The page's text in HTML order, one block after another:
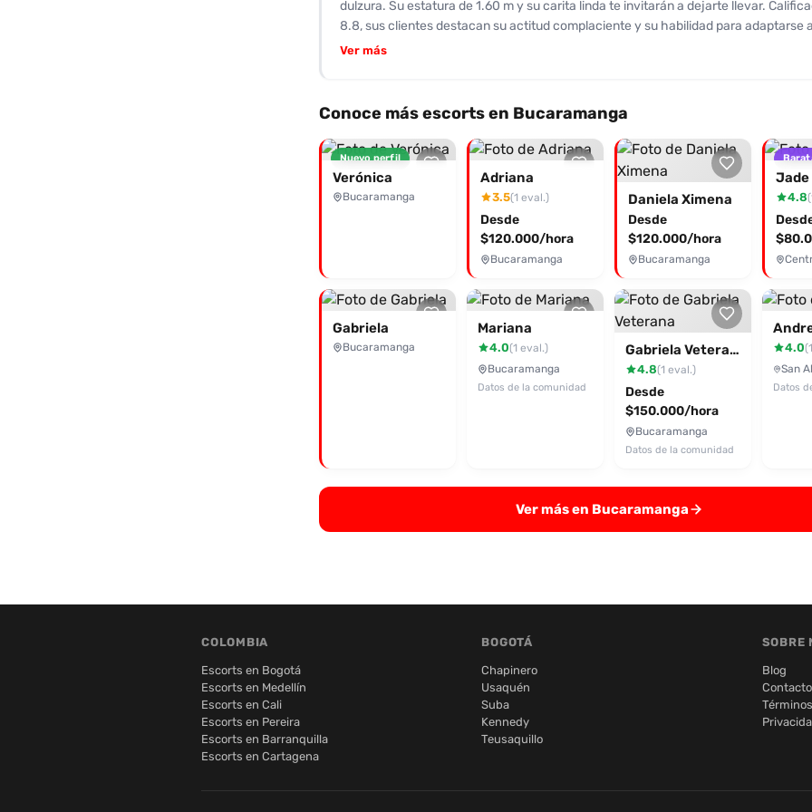
falta de “cuerpaso” que algunos clientes podrían esperar. En general, la
como satisfactoria y apropiada para quienes prefieren una figura más pequeña y
dulzura. Su estatura de 1.60 m y su carita linda te invitarán a dejarte llevar.
8.8, sus clientes destacan su actitud complaciente y su habilidad para adaptarse
de poses. Aunque sus senos son medianos, te hará sentir en la gloria con su
personal están garantizados, asegurando que cada momento sea placentero.
lista para hacer de tu fantasía una realidad. Si buscas una compañera que ofrezca
de pura emoción y deleite, no dudes en contactarla al 3166046026 y disfruta de
100% real. ¡Anímate a darle placer a tus sentidos!
Ver más
Conoce más escorts en Bucaramanga
Nuevo perfil
Verónica
Bucaramanga
Adriana
3.5(1 eval.)
Desde
$120.000/hora
Bucaramanga
Daniela Ximena
Desde
$120.000/hora
Bucaramanga
Jade
4.8
Gabriela
Bucaramanga
Mariana
4.0(1 eval.)
Bucaramanga
Datos de la comunidad
Gabriela Veterana
4.8(1 eval.)
Desde
$150.000/hora
Bucaramanga
Datos de la comunidad
4.0
Datos
Ver más en Bucaramanga
COLOMBIA
Escorts en Bogotá
Escorts en Medellín
Escorts en Cali
Escorts en Pereira
Escorts en Barranquilla
Escorts en Cartagena
BOGOTÁ
Chapinero
Usaquén
Suba
Kennedy
Teusaquillo
SOBRE
Blog
Contacto